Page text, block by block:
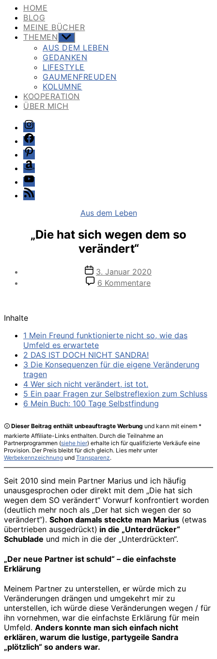
HOME
BLOG
MEINE BÜCHER
THEMEN Untermenü
anzeigen
AUS DEM LEBEN
GEDANKEN
LIFESTYLE
GAUMENFREUDEN
KOLUMNE
KOOPERATION
ÜBER MICH
Instagram
Facebook
Pinterest
Amazon
Youtube
Feed
Kategorien
Aus dem Leben
„Die hat sich wegen dem so
verändert“
Veröffentlichungsdatum
3. Januar 2020
6 Kommentarezu
so
Inhalte
1 Mein Freund funktionierte nicht so, wie das
Umfeld es erwartete
2 DAS IST DOCH NICHT SANDRA!
3 Die Konsequenzen für die eigene Veränderung
tragen
4 Wer sich nicht verändert, ist tot.
5 Ein paar Fragen zur Selbstreflexion zum Schluss
6 Mein Buch: 100 Tage Selbstfindung
🛈 Dieser Beitrag enthält unbeauftragte Werbung und kann mit einem *
markierte Affiliate-Links enthalten. Durch die Teilnahme an
Partnerprogrammen (siehe hier) erhalte ich für qualifizierte Verkäufe eine
Provision. Der Preis bleibt für dich gleich. Lies mehr unter
Werbekennzeichnung und Transparenz.
Seit 2010 sind mein Partner Marius und ich häufig
unausgesprochen oder direkt mit dem „Die hat sich
wegen dem SO verändert“ Vorwurf konfrontiert worden
(deutlich mehr noch als „Der hat sich wegen der so
verändert“). Schon damals steckte man Marius (etwas
übertrieben ausgedrückt) in die „Unterdrücker“
Schublade und mich in die der „Unterdrückten“.
„Der neue Partner ist schuld“ – die einfachste
Erklärung
Meinem Partner zu unterstellen, er würde mich zu
Veränderungen drängen und umgekehrt mir zu
unterstellen, ich würde diese Veränderungen wegen / für
ihn vornehmen, war die einfachste Erklärung für mein
Umfeld. Anders konnte man sich einfach nicht
erklären, warum die lustige, partygeile Sandra
„plötzlich“ so anders war.